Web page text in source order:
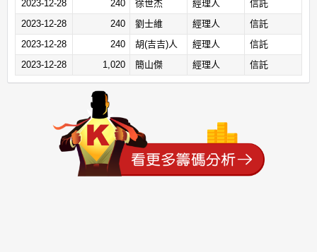
2023-12-28
240 徐世杰 經理人
信託
2023-12-28
240 劉士維 經理人
信託
2023-12-28
240 胡(吉吉)人 經理人
信託
2023-12-28
1,020 簡山傑 經理人 信託